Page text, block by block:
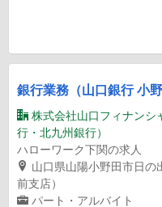
銀行業務（山口銀行 小
株式会社山口フィナンシ
行・北九州銀行）
ハローワーク下関の求人
山口県山陽小野田市日の
前支店）
パート・アルバイト